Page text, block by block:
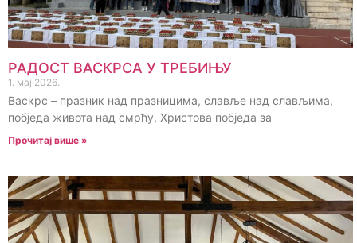
РАДОСТ ВАСКРСА У ТРЕБИЊУ
1. мај 2026.
Васкрс – празник над празницима, славље над слављима,
побједа живота над смрћу, Христова побједа за
Прочитај више »